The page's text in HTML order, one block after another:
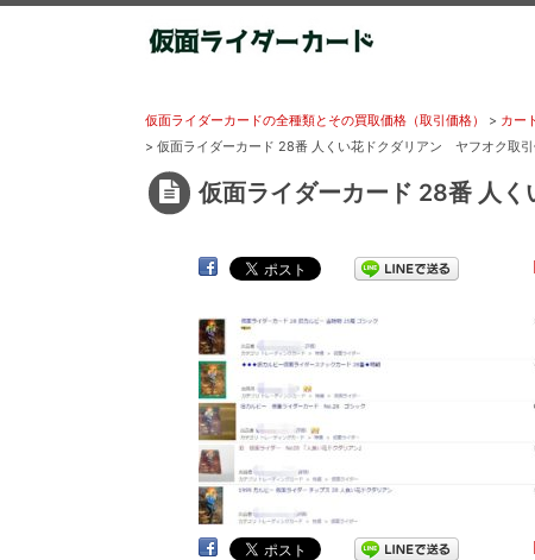
仮面ライダーカードの全種類とその買取価格（取引価格） > カー
> 仮面ライダーカード 28番 人くい花ドクダリアン ヤフオク取
仮面ライダーカード 28番 人